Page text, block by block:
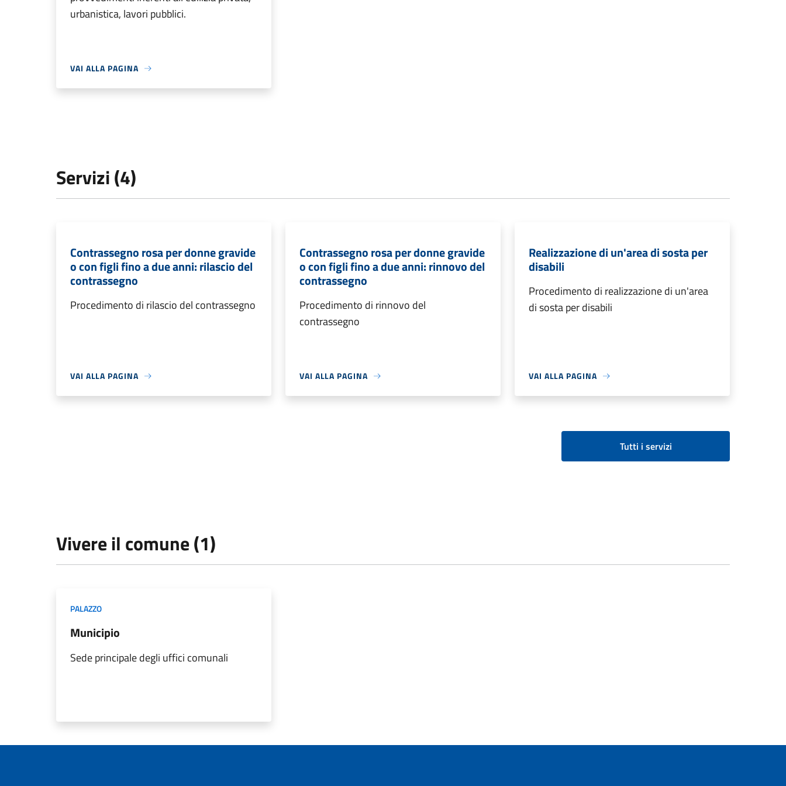
urbanistica, lavori pubblici.
VAI ALLA PAGINA
Servizi (4)
Contrassegno rosa per donne gravide
o con figli fino a due anni: rilascio del
contrassegno
Procedimento di rilascio del contrassegno
VAI ALLA PAGINA
Contrassegno rosa per donne gravide
o con figli fino a due anni: rinnovo del
contrassegno
Procedimento di rinnovo del
contrassegno
VAI ALLA PAGINA
Realizzazione di un'area di sosta per
disabili
Procedimento di realizzazione di un'area
di sosta per disabili
VAI ALLA PAGINA
Tutti i servizi
Vivere il comune (1)
PALAZZO
Municipio
Sede principale degli uffici comunali